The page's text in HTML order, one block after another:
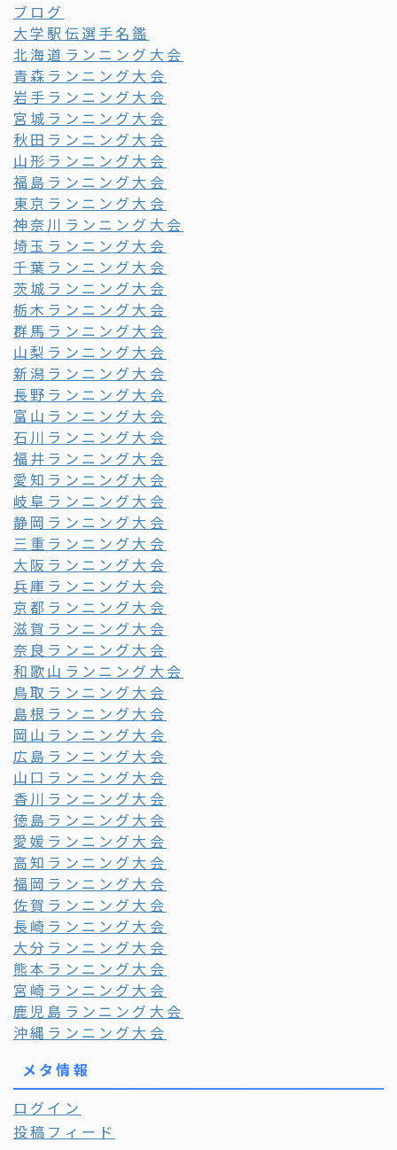
ブログ
大学駅伝選手名鑑
北海道ランニング大会
青森ランニング大会
岩手ランニング大会
宮城ランニング大会
秋田ランニング大会
山形ランニング大会
福島ランニング大会
東京ランニング大会
神奈川ランニング大会
埼玉ランニング大会
千葉ランニング大会
茨城ランニング大会
栃木ランニング大会
群馬ランニング大会
山梨ランニング大会
新潟ランニング大会
長野ランニング大会
富山ランニング大会
石川ランニング大会
福井ランニング大会
愛知ランニング大会
岐阜ランニング大会
静岡ランニング大会
三重ランニング大会
大阪ランニング大会
兵庫ランニング大会
京都ランニング大会
滋賀ランニング大会
奈良ランニング大会
和歌山ランニング大会
鳥取ランニング大会
島根ランニング大会
岡山ランニング大会
広島ランニング大会
山口ランニング大会
香川ランニング大会
徳島ランニング大会
愛媛ランニング大会
高知ランニング大会
福岡ランニング大会
佐賀ランニング大会
長崎ランニング大会
大分ランニング大会
熊本ランニング大会
宮崎ランニング大会
鹿児島ランニング大会
沖縄ランニング大会
メタ情報
ログイン
投稿フィード